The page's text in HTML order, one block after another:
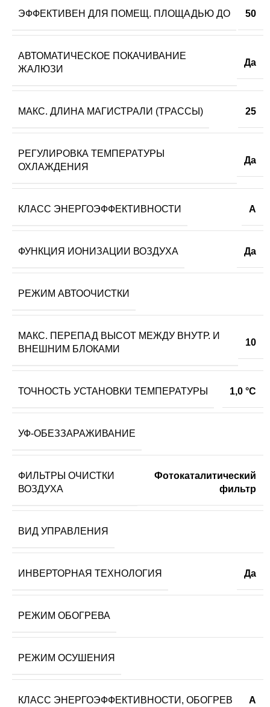
ЭФФЕКТИВЕН ДЛЯ ПОМЕЩ. ПЛОЩАДЬЮ ДО 50
АВТОМАТИЧЕСКОЕ ПОКАЧИВАНИЕ
ЖАЛЮЗИ
Да
МАКС. ДЛИНА МАГИСТРАЛИ (ТРАССЫ) 25
РЕГУЛИРОВКА ТЕМПЕРАТУРЫ
ОХЛАЖДЕНИЯ
Да
КЛАСС ЭНЕРГОЭФФЕКТИВНОСТИ A
ФУНКЦИЯ ИОНИЗАЦИИ ВОЗДУХА Да
РЕЖИМ АВТООЧИСТКИ
МАКС. ПЕРЕПАД ВЫСОТ МЕЖДУ ВНУТР. И
ВНЕШНИМ БЛОКАМИ
10
ТОЧНОСТЬ УСТАНОВКИ ТЕМПЕРАТУРЫ 1,0 °С
УФ-ОБЕЗЗАРАЖИВАНИЕ
ФИЛЬТРЫ ОЧИСТКИ
ВОЗДУХА
Фотокаталитический
фильтр
ВИД УПРАВЛЕНИЯ
ИНВЕРТОРНАЯ ТЕХНОЛОГИЯ Да
РЕЖИМ ОБОГРЕВА
РЕЖИМ ОСУШЕНИЯ
КЛАСС ЭНЕРГОЭФФЕКТИВНОСТИ, ОБОГРЕВ A